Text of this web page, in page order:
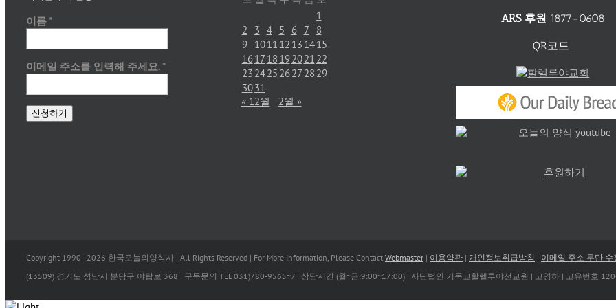
이름 *
이메일 주소를 입력해 주세요. *
1
2
3 4 5 6 7
8
9
1011 12 13 1415
1617 18 192021 22
23 2425 2627 28 29
3031
« 12월
2월 »
ARS 후원 1877-0608
QR코드
Copyright 1990 - 2026 한국오늘의양식사 | All Rights Reserved | For More Information, Please Contact Webmaster | 이용약관 | 개인정보취급방침 | 이메일 주소 무단 수
(13509) 경기도 성남시 분당구 야탑로 368 | 구독문의 TEL 031)780-9565~7 | 상담시간 (월~금:9:00~17:00) | 사단법인 기독교할렐루야선교원 | 고영하 | 고유번호